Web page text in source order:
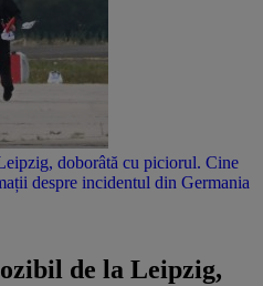
doborâtă cu piciorul. Cine
despre incidentul din Germania
de la Leipzig,